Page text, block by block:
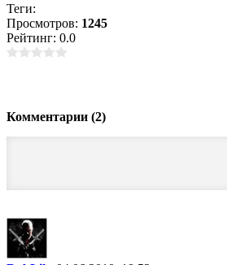
Теги:
Просмотров: 1245
Рейтинг: 0.0
Комментарии (2)